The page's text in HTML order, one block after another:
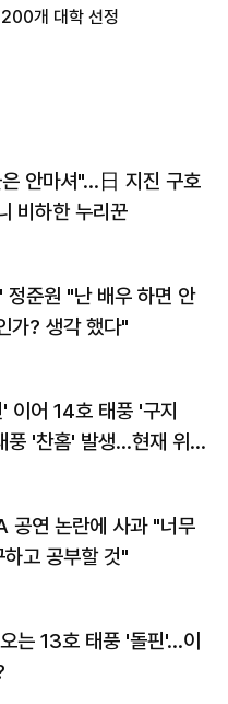
개 대학 선정
안마셔"…日 지진 구호
비하한 누리꾼
정준원 "난 배우 하면 안
가? 생각 했다"
이어 14호 태풍 '구지
풍 '찬홈' 발생…현재 위
공연 논란에 사과 "너무
고 공부할 것"
는 13호 태풍 '돌핀'…이